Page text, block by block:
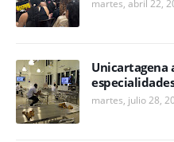
martes, abril 22,
Unicartagena
martes, julio 28,